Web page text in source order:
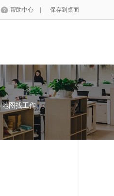
帮助中心 保存到桌面
地图找工作